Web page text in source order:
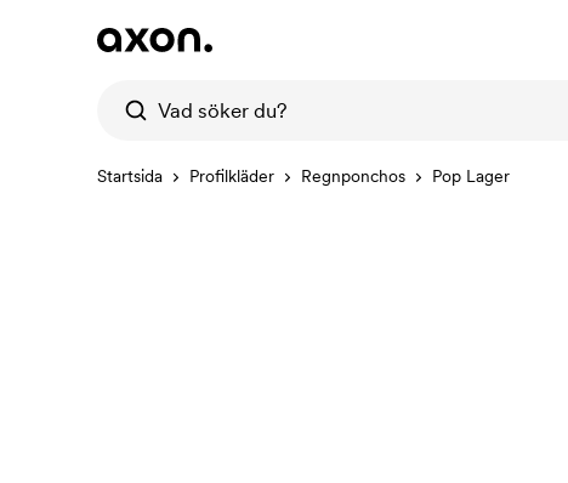
Startsida Profilkläder Regnponchos Pop Lager